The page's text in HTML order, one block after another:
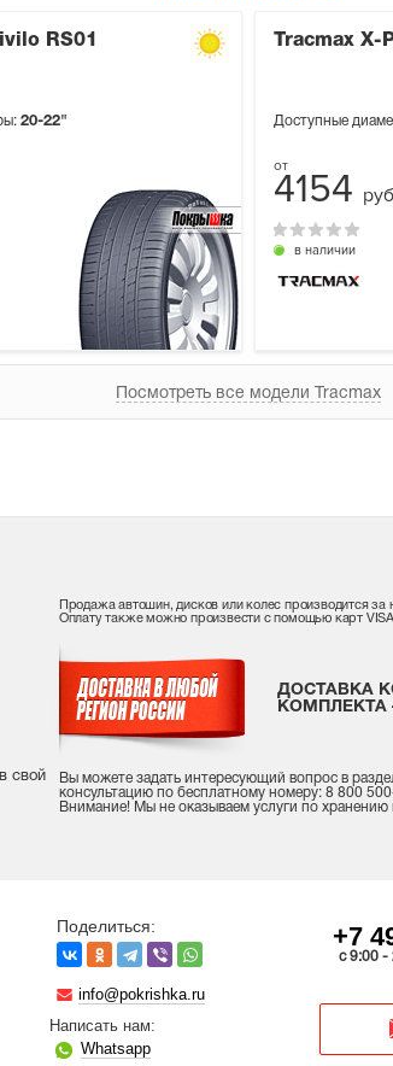
RS01
20-22"
Tracmax X-
Доступные
4154
в наличии
Посмотреть все модели Tracmax
свой
Продажа автошин, дисков или колес производится за
Оплату также можно произвести с помощью карт
ДОСТАВКА
КОМПЛЕКТА
Вы можете задать интересующий вопрос в
консультацию по бесплатному номеру: 8 800
Внимание! Мы не оказываем услуги по
Поделиться:
info@pokrishka.ru
Написать нам:
Whatsapp
+7
c 9:00 -